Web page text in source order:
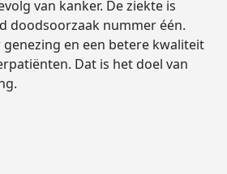
van kanker. De ziekte is
doodsoorzaak nummer één.
en een betere kwaliteit
Dat is het doel van